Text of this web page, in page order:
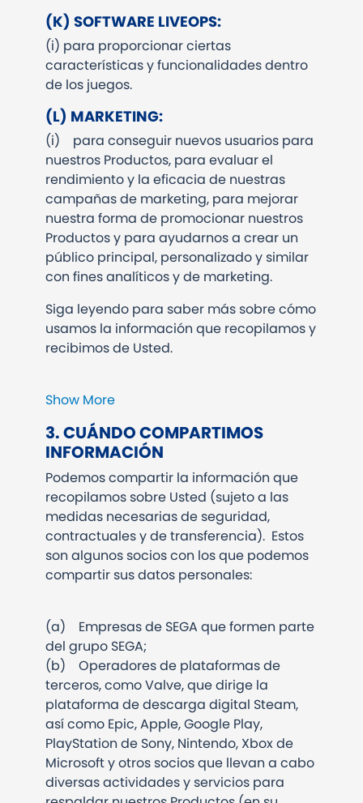
(K) SOFTWARE LIVEOPS:
(i) para proporcionar ciertas
características y funcionalidades dentro
de los juegos.
(L) MARKETING:
(i) para conseguir nuevos usuarios para
nuestros Productos, para evaluar el
rendimiento y la eficacia de nuestras
campañas de marketing, para mejorar
nuestra forma de promocionar nuestros
Productos y para ayudarnos a crear un
público principal, personalizado y similar
con fines analíticos y de marketing.
Siga leyendo para saber más sobre cómo
usamos la información que recopilamos y
recibimos de Usted.
Show More
3. CUÁNDO COMPARTIMOS
INFORMACIÓN
Podemos compartir la información que
recopilamos sobre Usted (sujeto a las
medidas necesarias de seguridad,
contractuales y de transferencia). Estos
son algunos socios con los que podemos
compartir sus datos personales:
(a) Empresas de SEGA que formen parte
del grupo SEGA;
(b) Operadores de plataformas de
terceros, como Valve, que dirige la
plataforma de descarga digital Steam,
así como Epic, Apple, Google Play,
PlayStation de Sony, Nintendo, Xbox de
Microsoft y otros socios que llevan a cabo
diversas actividades y servicios para